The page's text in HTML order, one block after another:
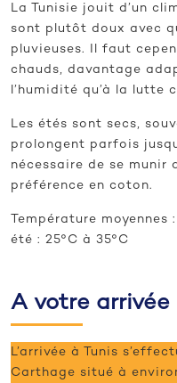
La Tunisie jouit d’un
sont plutôt doux avec
pluvieuses. Il faut
chauds, davantage
l’humidité qu’à la lutte
Les étés sont secs,
prolongent parfois
nécessaire de se munir
préférence en coton.
Température
été : 25°C à 35°C
A votre arrivée
L’arrivée à Tunis
Carthage situé à